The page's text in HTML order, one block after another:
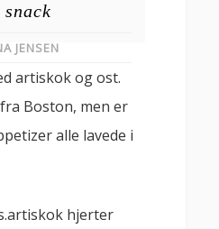
snack
JENSEN
artiskok og ost.
Boston, men er
alle lavede i
hjerter